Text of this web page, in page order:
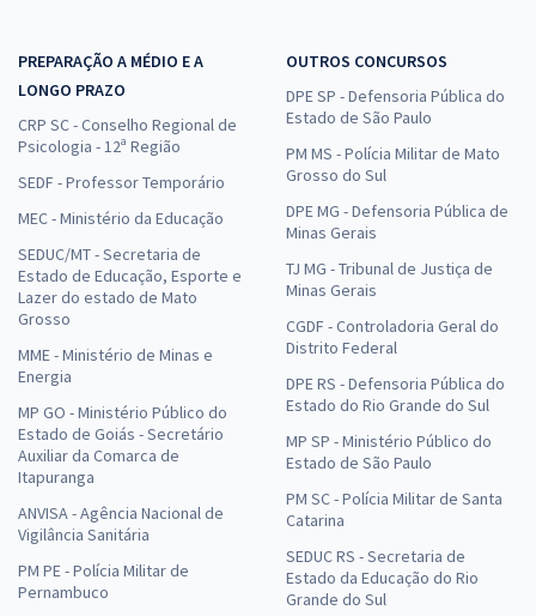
PREPARAÇÃO A MÉDIO E A
LONGO PRAZO
CRP SC - Conselho Regional de
Psicologia - 12ª Região
SEDF - Professor Temporário
MEC - Ministério da Educação
SEDUC/MT - Secretaria de
Estado de Educação, Esporte e
Lazer do estado de Mato
Grosso
MME - Ministério de Minas e
Energia
MP GO - Ministério Público do
Estado de Goiás - Secretário
Auxiliar da Comarca de
Itapuranga
ANVISA - Agência Nacional de
Vigilância Sanitária
PM PE - Polícia Militar de
Pernambuco
OUTROS CONCURSOS
DPE SP - Defensoria Pública do
Estado de São Paulo
PM MS - Polícia Militar de Mato
Grosso do Sul
DPE MG - Defensoria Pública de
Minas Gerais
TJ MG - Tribunal de Justiça de
Minas Gerais
CGDF - Controladoria Geral do
Distrito Federal
DPE RS - Defensoria Pública do
Estado do Rio Grande do Sul
MP SP - Ministério Público do
Estado de São Paulo
PM SC - Polícia Militar de Santa
Catarina
SEDUC RS - Secretaria de
Estado da Educação do Rio
Grande do Sul